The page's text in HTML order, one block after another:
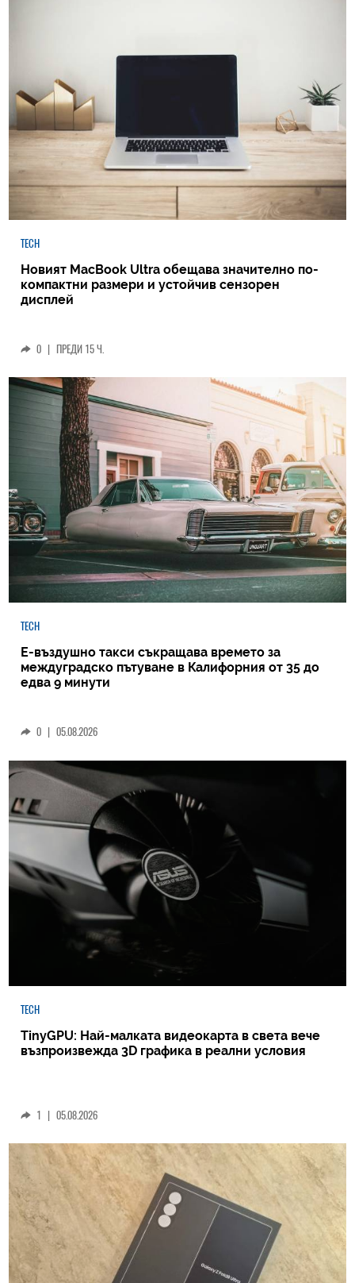
TECH
Новият MacBook Ultra обещава значително по-
компактни размери и устойчив сензорен
дисплей
0 | ПРЕДИ 15 Ч.
TECH
Е-въздушно такси съкращава времето за
междуградско пътуване в Калифорния от 35 до
едва 9 минути
0 | 05.08.2026
TECH
TinyGPU: Най-малката видеокарта в света вече
възпроизвежда 3D графика в реални условия
1 | 05.08.2026